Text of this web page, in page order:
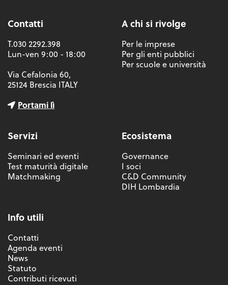
Contatti
T.030 2292.398
Lun-ven 9:00 - 18:00
Via Cefalonia 60,
25124 Brescia ITALY
Portami lì
A chi si rivolge
Per le imprese
Per gli enti pubblici
Per scuole e università
Servizi
Seminari ed eventi
Test maturità digitale
Matchmaking
Ecosistema
Governance
I soci
C&D Community
DIH Lombardia
Info utili
Contatti
Agenda eventi
News
Statuto
Contributi ricevuti